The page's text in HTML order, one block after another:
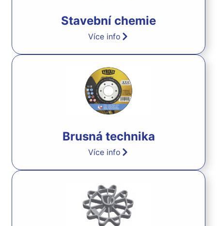
Stavební chemie
Více info
Brusná technika
Více info